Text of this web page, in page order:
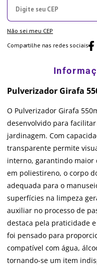
Não sei meu CEP
Compartilhe nas redes sociais
Pulverizador Girafa
O Pulverizador Girafa
desenvolvido para
jardinagem. Com
transparente permite
interno, garantindo maior
em poliestireno, o corpo
adequada para o
superfícies na limpeza
auxiliar no processo de
destaca pela praticidade
foi pensado para
compatível com água,
tornando-se um item